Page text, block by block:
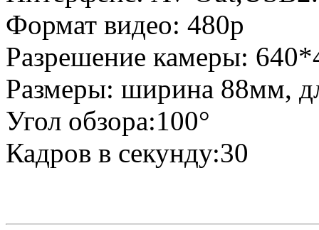
Формат видео: 480p
Разрешение камеры:
Размеры: ширина 88мм,
Угол обзора:100°
Кадров в секунду:30